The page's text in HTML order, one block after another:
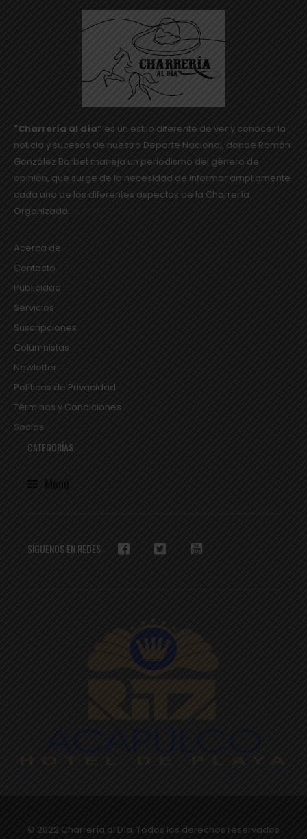
"Charrería al día” es un estilo diferente de ver y conocer la
noticia y sucesos de nuestro Deporte Nacional, donde Ramón
González Barbet maneja un periodismo del género de
opinión, que surge de la necesidad de informar ampliamente
cada uno de los diferentes aspectos de la Charrería
Organizada.
Acerca de
Contacto
Publicidad
Servicios
Suscripciones
Columnistas
Newletter
Políticas de Privacidad
Términos y Condiciones
Socios
CATEGORÍAS
Menú
SÍGUENOS EN REDES
© 2022 Charrería al Día. Todos los derechos reservados